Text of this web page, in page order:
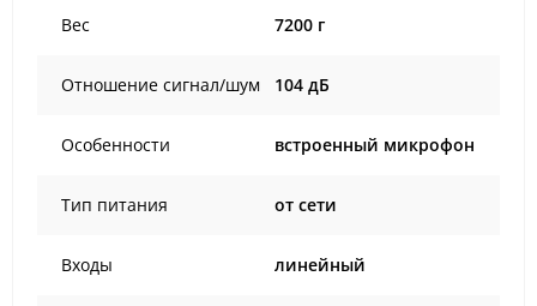
Вес 7200 г
Отношение сигнал/шум 104 дБ
Особенности встроенный микрофон
Тип питания от сети
Входы линейный